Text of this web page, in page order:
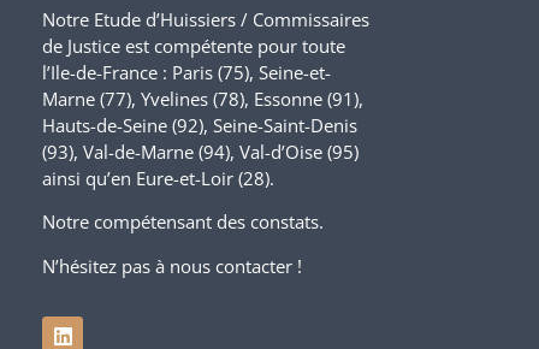
Notre Etude d’Huissiers / Commissaires
de Justice est compétente pour toute
l’Ile-de-France : Paris (75), Seine-et-
Marne (77), Yvelines (78), Essonne (91),
Hauts-de-Seine (92), Seine-Saint-Denis
(93), Val-de-Marne (94), Val-d’Oise (95)
ainsi qu’en Eure-et-Loir (28).
Notre compétensant des constats.
N’hésitez pas à nous contacter !